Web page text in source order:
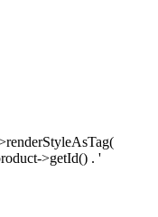
>getId() . '